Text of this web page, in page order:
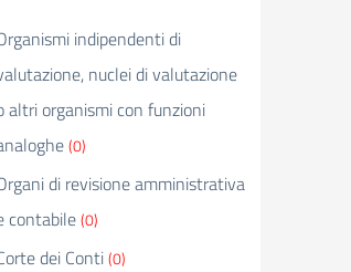
indipendenti di
nuclei di valutazione
altri organismi con funzioni
(0)
di revisione amministrativa
contabile(0)
dei Conti(0)